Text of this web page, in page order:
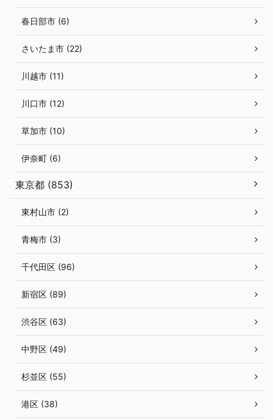
春日部市 (6)
さいたま市 (22)
川越市 (11)
川口市 (12)
草加市 (10)
伊奈町 (6)
東京都 (853)
東村山市 (2)
青梅市 (3)
千代田区 (96)
新宿区 (89)
渋谷区 (63)
中野区 (49)
杉並区 (55)
港区 (38)